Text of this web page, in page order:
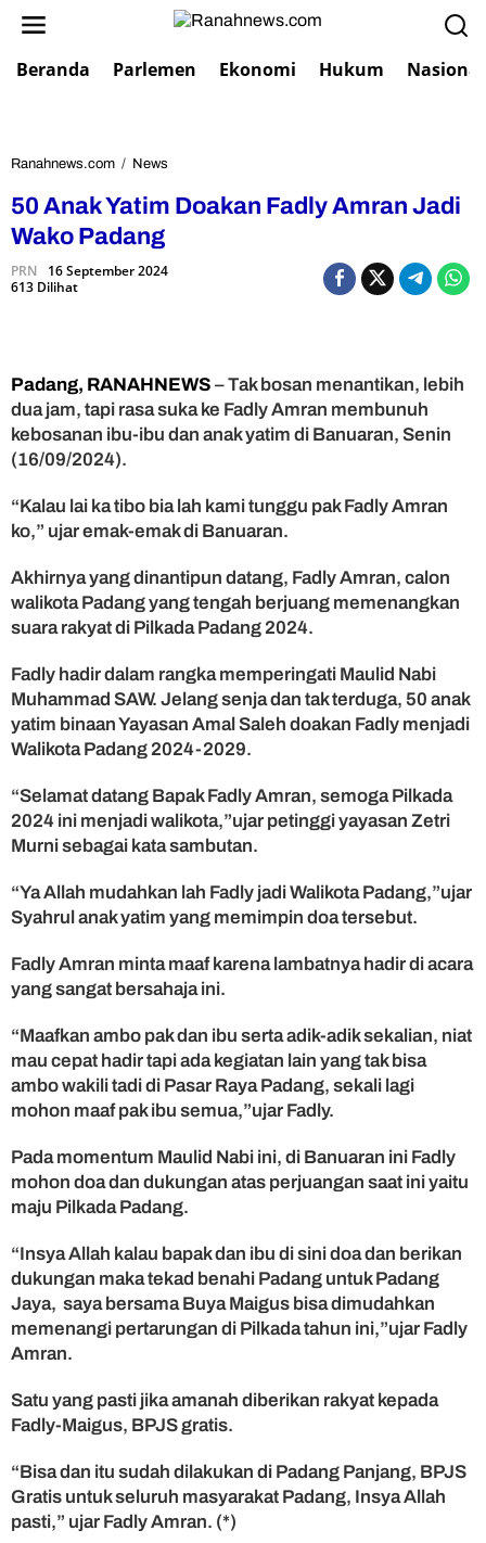
Beranda Parlemen Ekonomi Hukum Nasional
Ranahnews.com / News
A
m
D
a
n
F
d
l
y
r
a
n
J
d
i
o
P
d
a
g
50 Anak Yatim Doakan Fadly Amran Jadi
Wako Padang
PRN
16 September 2024
613 Dilihat
Padang, RANAHNEWS – Tak bosan menantikan, lebih
dua jam, tapi rasa suka ke Fadly Amran membunuh
kebosanan ibu-ibu dan anak yatim di Banuaran, Senin
(16/09/2024).
“Kalau lai ka tibo bia lah kami tunggu pak Fadly Amran
ko,” ujar emak-emak di Banuaran.
Akhirnya yang dinantipun datang, Fadly Amran, calon
walikota Padang yang tengah berjuang memenangkan
suara rakyat di Pilkada Padang 2024.
Fadly hadir dalam rangka memperingati Maulid Nabi
Muhammad SAW. Jelang senja dan tak terduga, 50 anak
yatim binaan Yayasan Amal Saleh doakan Fadly menjadi
Walikota Padang 2024-2029.
“Selamat datang Bapak Fadly Amran, semoga Pilkada
2024 ini menjadi walikota,”ujar petinggi yayasan Zetri
Murni sebagai kata sambutan.
“Ya Allah mudahkan lah Fadly jadi Walikota Padang,”ujar
Syahrul anak yatim yang memimpin doa tersebut.
Fadly Amran minta maaf karena lambatnya hadir di acara
yang sangat bersahaja ini.
“Maafkan ambo pak dan ibu serta adik-adik sekalian, niat
mau cepat hadir tapi ada kegiatan lain yang tak bisa
ambo wakili tadi di Pasar Raya Padang, sekali lagi
mohon maaf pak ibu semua,”ujar Fadly.
Pada momentum Maulid Nabi ini, di Banuaran ini Fadly
mohon doa dan dukungan atas perjuangan saat ini yaitu
maju Pilkada Padang.
“Insya Allah kalau bapak dan ibu di sini doa dan berikan
dukungan maka tekad benahi Padang untuk Padang
Jaya, saya bersama Buya Maigus bisa dimudahkan
memenangi pertarungan di Pilkada tahun ini,”ujar Fadly
Amran.
Satu yang pasti jika amanah diberikan rakyat kepada
Fadly-Maigus, BPJS gratis.
“Bisa dan itu sudah dilakukan di Padang Panjang, BPJS
Gratis untuk seluruh masyarakat Padang, Insya Allah
pasti,” ujar Fadly Amran. (*)